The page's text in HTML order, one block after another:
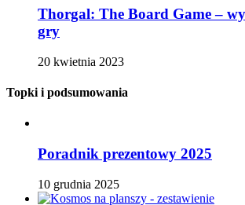
Thorgal: The Board Game –
gry
20 kwietnia 2023
Topki i podsumowania
Poradnik prezentowy 2025
10 grudnia 2025